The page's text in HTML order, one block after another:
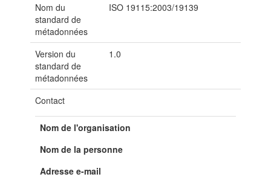
Nom du
standard de
métadonnées
ISO 19115:2003/19139
Version du
standard de
métadonnées
1.0
Contact
Nom de l'organisation
Nom de la personne
Adresse e-mail